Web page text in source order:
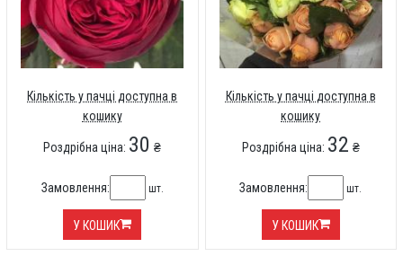
Кількість у пачці доступна в
кошику
Роздрібна ціна: 30 ₴
Замовлення: шт.
У КОШИК
Кількість у пачці доступна в
кошику
Роздрібна ціна: 32 ₴
Замовлення: шт.
У КОШИК